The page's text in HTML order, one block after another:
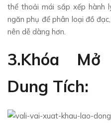
thể thoải mái sắp xếp hành
ngăn phụ để phân loại đồ
nên dễ dàng hơn.
3.Khóa
Dung Tích: